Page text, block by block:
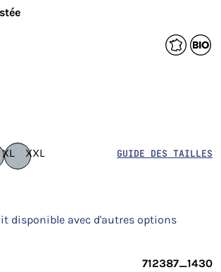
XL XXL GUIDE DES TAILLES
disponible avec d'autres options
712387_1430